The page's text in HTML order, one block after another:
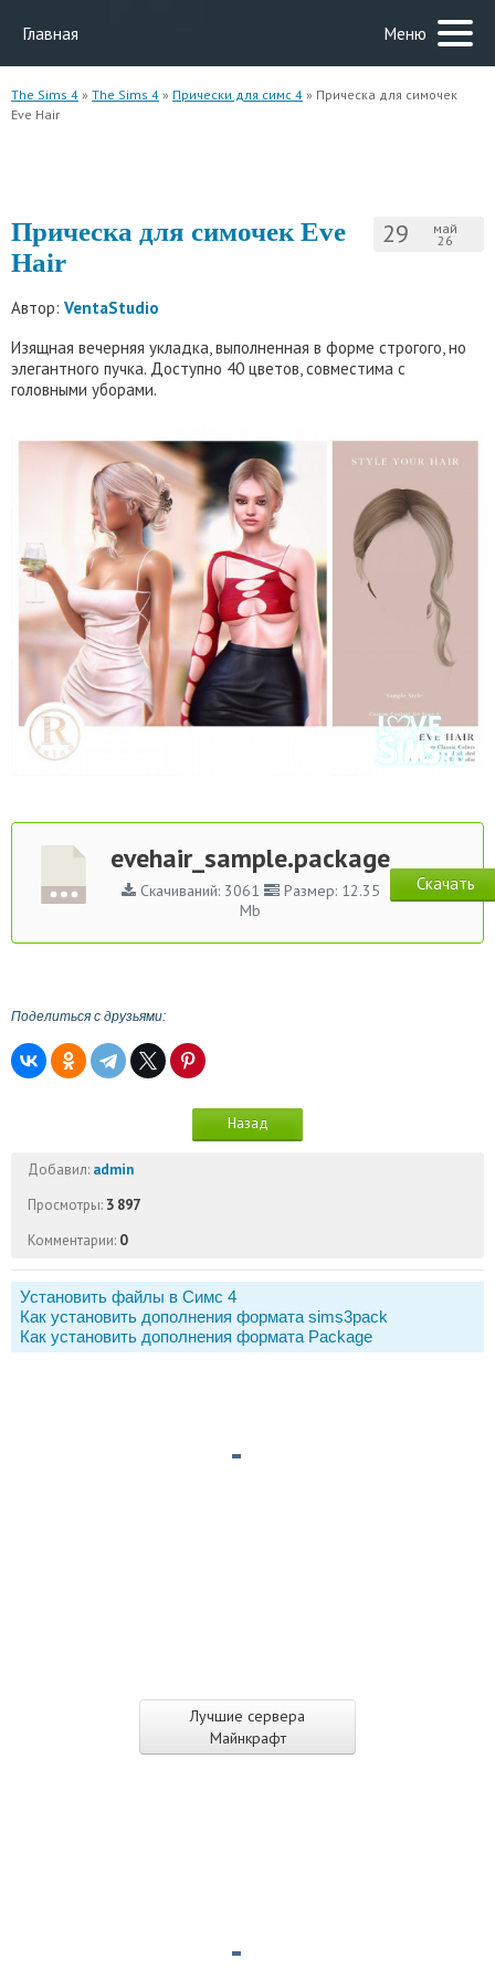
Главная Меню
Лучшие сервера
Майнкрафт
The Sims 4 » The Sims 4 » Прически для симс 4 » Прическа для симочек
Eve Hair
29 май
26
Прическа для симочек Eve
Hair
Автор: VentaStudio
Изящная вечерняя укладка, выполненная в форме строгого, но
элегантного пучка. Доступно 40 цветов, совместима с
головными уборами.
evehair_sample.package
Скачиваний: 3061
Размер: 12.35
Mb
Скачать
Поделиться с друзьями:
Назад
Добавил: admin
Просмотры: 3 897
Комментарии: 0
Установить файлы в Симс 4
Как установить дополнения формата sims3pack
Как установить дополнения формата Package